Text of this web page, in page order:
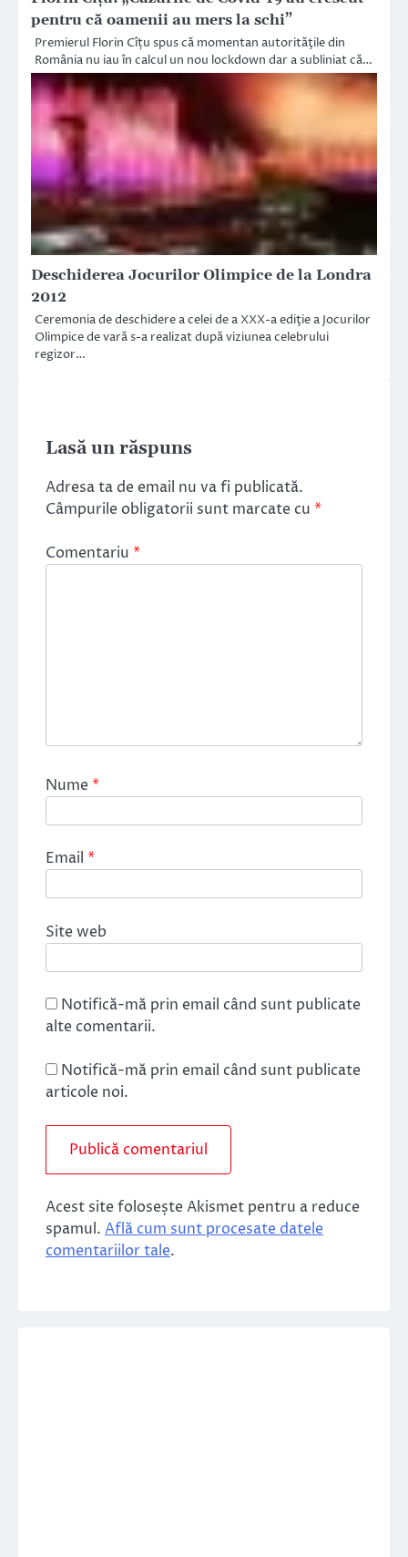
pentru că oamenii au mers la schi”
Premierul Florin Cîțu spus că momentan autorităţile din
România nu iau în calcul un nou lockdown dar a subliniat că…
Deschiderea Jocurilor Olimpice de la Londra
2012
Ceremonia de deschidere a celei de a XXX-a ediţie a Jocurilor
Olimpice de vară s-a realizat după viziunea celebrului
regizor…
Lasă un răspuns
Adresa ta de email nu va fi publicată.
Câmpurile obligatorii sunt marcate cu *
Comentariu *
Nume*
Email *
Site web
Notifică-mă prin email când sunt publicate
alte comentarii.
Notifică-mă prin email când sunt publicate
articole noi.
Acest site folosește Akismet pentru a reduce
spamul. Află cum sunt procesate datele
comentariilor tale.